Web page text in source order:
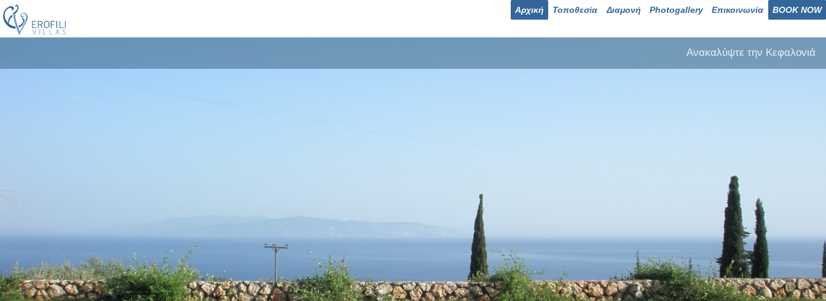
BOOK NOW
Επικοινωνία
Photogallery
Διαμονή
Τοποθεσία
Αρχική
Ανακαλύψτε την Κεφαλονιά